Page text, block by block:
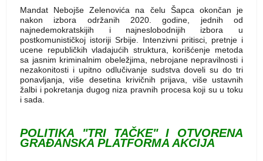
Mandat Nebojše Zelenovića na čelu Šapca okončan je
nakon izbora održanih 2020. godine, jednih od
najnedemokratskijih i najneslobodnijih izbora u
postkomunističkoj istoriji Srbije. Intenzivni pritisci, pretnje i
ucene republičkih vladajućih struktura, korišćenje metoda
sa jasnim kriminalnim obeležjima, nebrojane nepravilnosti i
nezakonitosti i upitno odlučivanje sudstva doveli su do tri
ponavljanja, više desetina krivičnih prijava, više ustavnih
žalbi i pokretanja dugog niza pravnih procesa koji su u toku
i sada.
POLITIKA "TRI TAČKE" I OTVORENA
GRAĐANSKA PLATFORMA AKCIJA